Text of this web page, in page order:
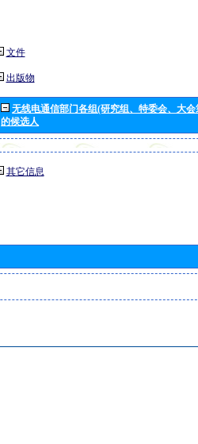
文件
出版物
无线电通信部门各组(研究组、特委会、大
的候选人
其它信息